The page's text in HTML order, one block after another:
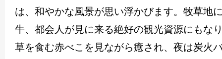
は、和やかな風景が思い浮かびます。牧草地
牛、都会人が見に来る絶好の観光資源にもな
草を食む赤べこを見ながら癒され、夜は炭火